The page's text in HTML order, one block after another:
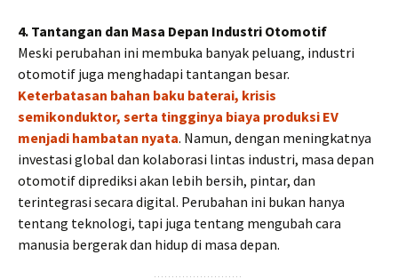
4. Tantangan dan Masa Depan Industri Otomotif
Meski perubahan ini membuka banyak peluang, industri
otomotif juga menghadapi tantangan besar.
Keterbatasan bahan baku baterai, krisis
semikonduktor, serta tingginya biaya produksi EV
menjadi hambatan nyata. Namun, dengan meningkatnya
investasi global dan kolaborasi lintas industri, masa depan
otomotif diprediksi akan lebih bersih, pintar, dan
terintegrasi secara digital. Perubahan ini bukan hanya
tentang teknologi, tapi juga tentang mengubah cara
manusia bergerak dan hidup di masa depan.